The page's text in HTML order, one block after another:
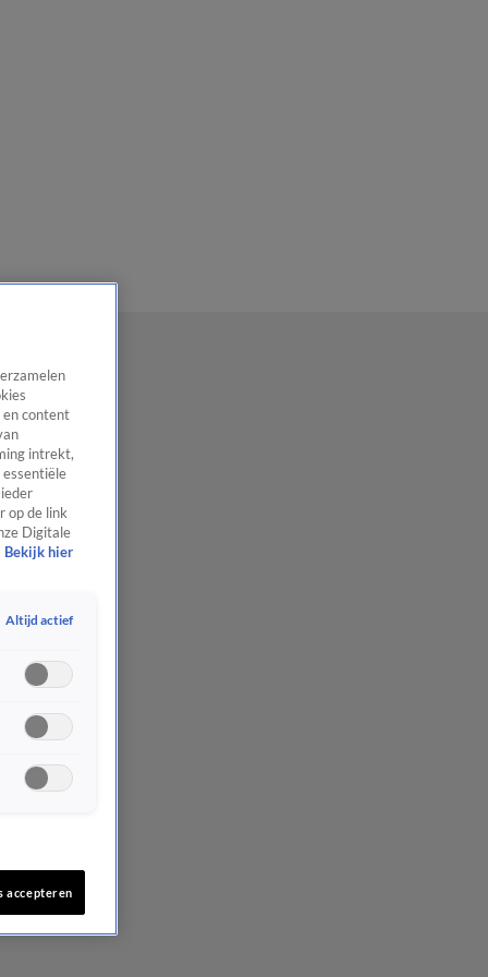
en content
intrekt,
op de link
Digitale
Bekijk hier
Altijd actief
accepteren